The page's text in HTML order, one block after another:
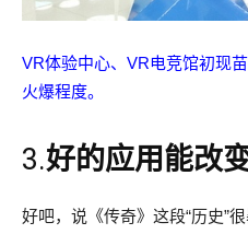
VR体验中心、VR电竞馆初现
火爆程度。
3.好的应用能改
好吧，说《传奇》这段“历史”